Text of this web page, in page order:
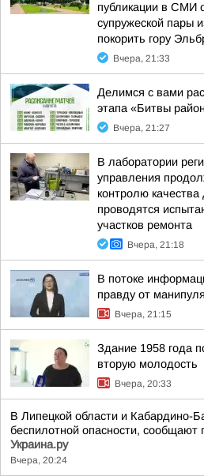
публикации в СМИ
супружеской пары
покорить гору
Вчера, 21:33
Делимся с вами
этапа «Битвы
Вчера, 21:27
В лаборатории
управления
контролю
проводятся
участков ремонта
Вчера, 21:18
В потоке
правду от
Вчера, 21:15
Здание 1958 года
вторую молодость
Вчера, 20:33
В Липецкой области и Кабардино-
беспилотной опасности, сообщают
Украина.ру
Вчера, 20:24